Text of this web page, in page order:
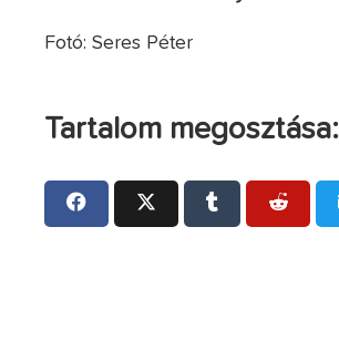
Fotó: Seres Péter
Tartalom megosztása: